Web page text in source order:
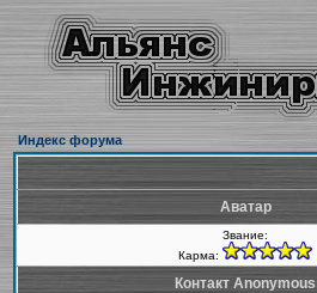
Индекс форума
Аватар
Звание:
Карма:
Контакт Anonymous